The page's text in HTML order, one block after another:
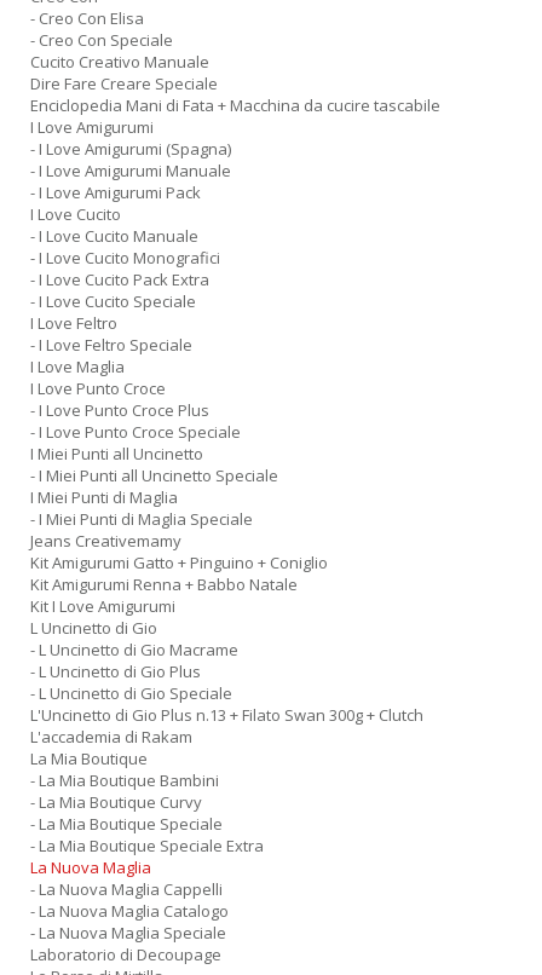
- Creo Con Elisa
- Creo Con Speciale
Cucito Creativo Manuale
Dire Fare Creare Speciale
Enciclopedia Mani di Fata + Macchina da cucire tascabile
I Love Amigurumi
- I Love Amigurumi (Spagna)
- I Love Amigurumi Manuale
- I Love Amigurumi Pack
I Love Cucito
- I Love Cucito Manuale
- I Love Cucito Monografici
- I Love Cucito Pack Extra
- I Love Cucito Speciale
I Love Feltro
- I Love Feltro Speciale
I Love Maglia
I Love Punto Croce
- I Love Punto Croce Plus
- I Love Punto Croce Speciale
I Miei Punti all Uncinetto
- I Miei Punti all Uncinetto Speciale
I Miei Punti di Maglia
- I Miei Punti di Maglia Speciale
Jeans Creativemamy
Kit Amigurumi Gatto + Pinguino + Coniglio
Kit Amigurumi Renna + Babbo Natale
Kit I Love Amigurumi
L Uncinetto di Gio
- L Uncinetto di Gio Macrame
- L Uncinetto di Gio Plus
- L Uncinetto di Gio Speciale
L'Uncinetto di Gio Plus n.13 + Filato Swan 300g + Clutch
L'accademia di Rakam
La Mia Boutique
- La Mia Boutique Bambini
- La Mia Boutique Curvy
- La Mia Boutique Speciale
- La Mia Boutique Speciale Extra
La Nuova Maglia
- La Nuova Maglia Cappelli
- La Nuova Maglia Catalogo
- La Nuova Maglia Speciale
Laboratorio di Decoupage